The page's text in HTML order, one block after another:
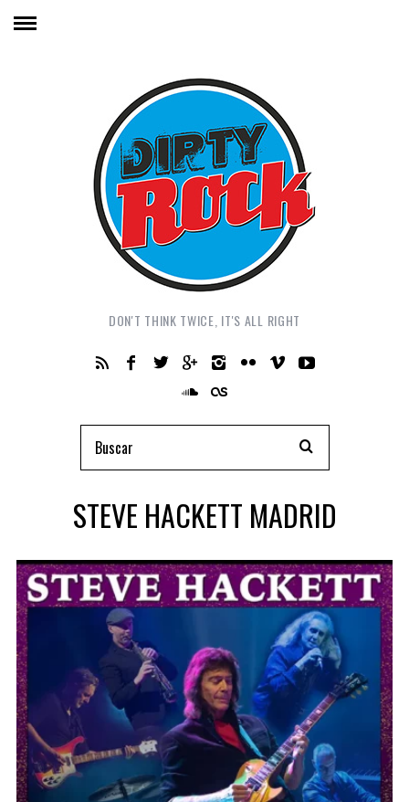
DON'T THINK TWICE, IT'S ALL RIGHT
STEVE HACKETT MADRID